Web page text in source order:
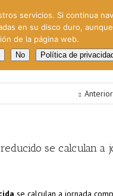
Otros servicios
Anterior
se calculan a
se calculan a jornada
servicios. Si continua
en su disco duro,
de la página web.
No Política de